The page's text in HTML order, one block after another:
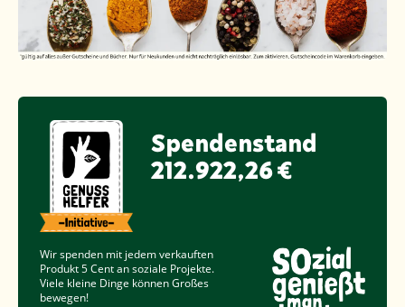
Spendenstand
212.922,26 €
Wir spenden mit jedem verkauften
Produkt5 Centan soziale Projekte.
Viele kleine Dinge können Großes
bewegen!